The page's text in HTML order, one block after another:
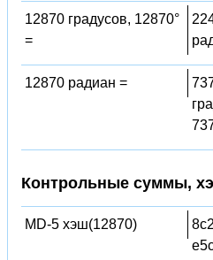
12870 градусов, 12870°
=
12870 радиан =
Контрольные суммы,
MD-5 хэш(12870)